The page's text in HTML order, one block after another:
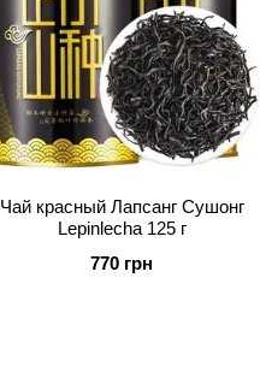
Чай красный Лапсанг Сушонг
Lepinlecha 125 г
770 грн